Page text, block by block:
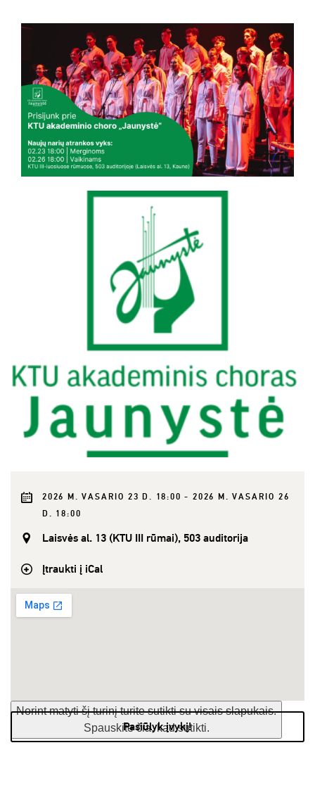
2026 M. VASARIO 23 D. 18:00 - 2026 M. VASARIO 26
D. 18:00
Laisvės al. 13 (KTU III rūmai), 503 auditorija
Įtraukti į iCal
Norint matyti šį turinį turite sutikti su visais slapukais.
Spauskite čia, kad sutikti.
Pasiūlyk įvykį!